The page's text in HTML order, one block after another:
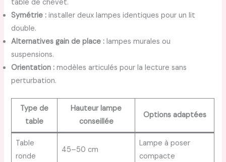
table de chevet.
Symétrie : installer deux lampes identiques pour un lit
double.
Alternatives gain de place : lampes murales ou
suspensions.
Orientation : modèles articulés pour la lecture sans
perturbation.
Type de
table
Hauteur lampe
conseillée
Options adaptées
Table
ronde
45–50 cm
Lampe à poser
compacte